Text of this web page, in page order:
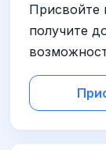
Присвойте
получите